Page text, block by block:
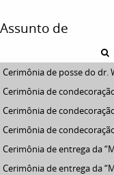
Assunto de